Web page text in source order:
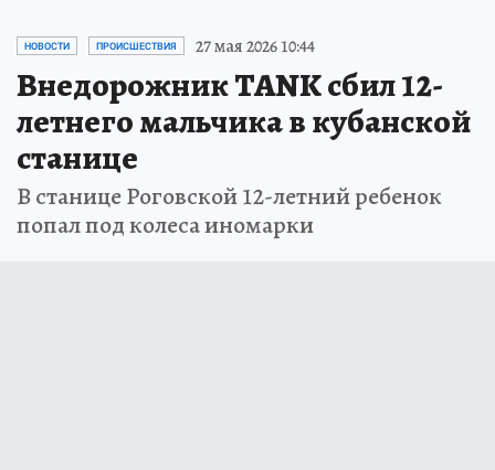
НОВОСТИ ПРОИСШЕСТВИЯ 27 мая 2026 10:44
Внедорожник TANK сбил 12-
летнего мальчика в кубанской
станице
В станице Роговской 12-летний ребенок
попал под колеса иномарки